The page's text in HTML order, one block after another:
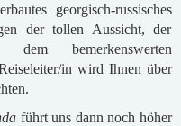
georgisch-russisches
der tollen Aussicht, der
dem bemerkenswerten
in wird Ihnen über
führt uns dann noch höher